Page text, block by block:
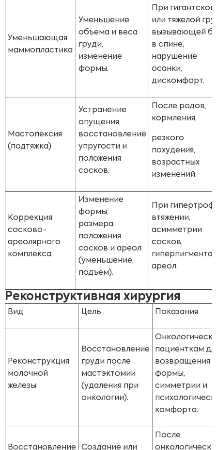
Уменьшающая
маммопластика
Уменьшение
объема и веса
груди,
изменение
формы.
При гигантской
или тяжелой
вызывающей
в спине,
нарушение
осанки,
дискомфорт.
Мастопексия
(подтяжка)
Устранение
опущения,
восстановление
упругости и
положения
сосков.
После родов,
кормления,
резкого
похудения,
возрастных
изменений.
Коррекция
сосково-
ареолярного
комплекса
Изменение
формы,
размера,
положения
сосков и ареол
(уменьшение,
подъем).
При
втяжении,
асимметрии
сосков,
ареол.
Реконструктивная хирургия
Вид Цель Показания
Реконструкция
молочной
железы
Восстановление
груди после
мастэктомии
(удаления при
онкологии).
пациенткам
возвращения
формы,
симметрии и
комфорта.
Восстановление
Создание или
После